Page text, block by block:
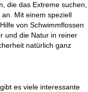
die das Extreme suchen,
Mit einem speziell
von Schwimmflossen
und die Natur in reiner
natürlich ganz
es viele interessante